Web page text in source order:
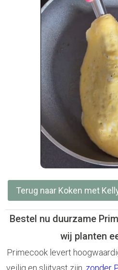
Terug naar Koken met
Bestel nu duurzame
wij planten
Primecook levert
veilig en slijtvast zijn, zonder